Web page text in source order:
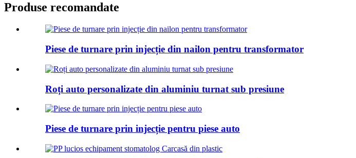
Produse recomandate
Piese de turnare prin injecție din nailon pentru transformator
Roți auto personalizate din aluminiu turnat sub presiune
Piese de turnare prin injecție pentru piese auto